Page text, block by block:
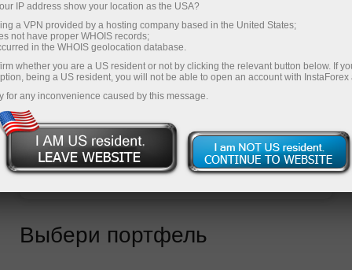
сможете выбрать наиболее подходящую
Вам стратегию для инвестирования
Открыть демосчет
Выбери портфель
IP address show your location as the USA?
a VPN provided by a hosting company based in the United States;
not have proper WHOIS records;
in the WHOIS geolocation database.
whether you are a US resident or not by clicking the relevant button below. If
being a US resident, you will not be able to open an account with InstaForex
for any inconvenience caused by this message.